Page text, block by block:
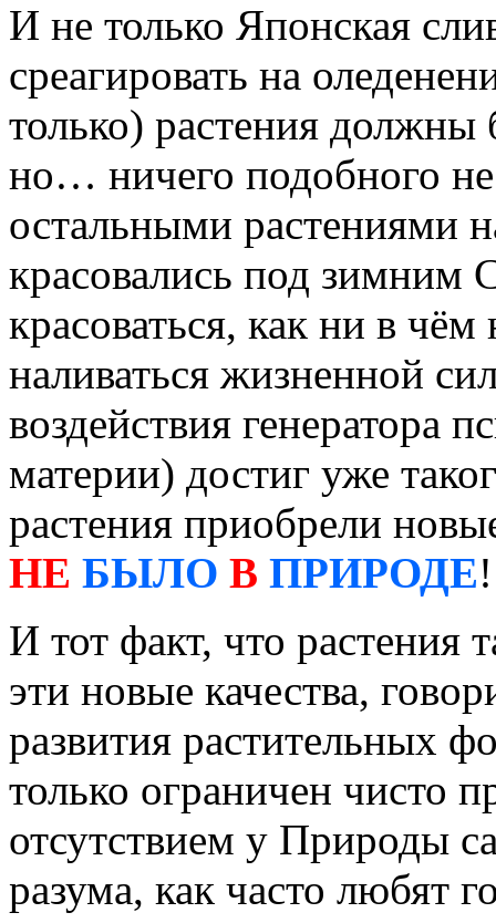
И не только Японская
среагировать на
только) растения должны
но… ничего подобного
остальными растениями
красовались под зимним
красоваться, как ни в
наливаться жизненной
воздействия генератора
материи) достиг уже
растения приобрели
НЕ БЫЛО В ПРИРОДЕ!
И тот факт, что растения
эти новые качества,
развития растительных
только ограничен чисто
отсутствием у Природы
разума, как часто любят